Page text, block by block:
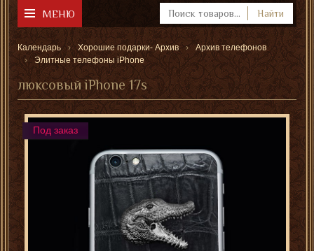
МЕНЮ Найти
Календарь Хорошие подарки- Архив
Архив телефонов
Элитные телефоны iPhone
люксовый iPhone 17s
Под заказ